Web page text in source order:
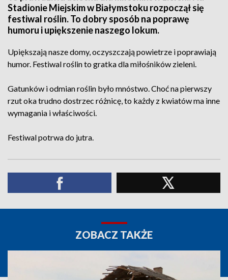
Stadionie Miejskim w Białymstoku rozpoczął się
festiwal roślin. To dobry sposób na poprawę
humoru i upiększenie naszego lokum.
Upiększają nasze domy, oczyszczają powietrze i poprawiają
humor. Festiwal roślin to gratka dla miłośników zieleni.
Gatunków i odmian roślin było mnóstwo. Choć na pierwszy
rzut oka trudno dostrzec różnicę, to każdy z kwiatów ma inne
wymagania i właściwości.
Festiwal potrwa do jutra.
ZOBACZ TAKŻE